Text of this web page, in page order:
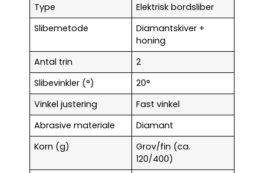
Type
Elektrisk bordsliber
Slibemetode
Diamantskiver +
honing
Antal trin
2
Slibevinkler (°)
20°
Vinkel justering
Fast vinkel
Abrasive materiale
Diamant
Korn (g)
Grov/fin (ca.
120/400)